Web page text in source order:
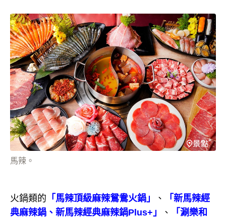
馬辣。
火鍋類的 「馬辣頂級麻辣鴛鴦火鍋」 、
「新馬辣經
典麻辣鍋、新馬辣經典麻辣鍋Plus+」
、
「涮樂和